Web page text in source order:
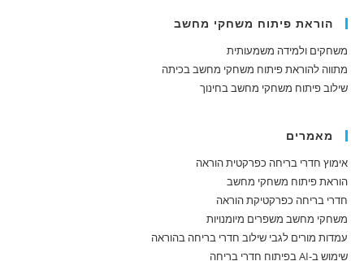
הוראת פיתוח משחקי מחשב
משחקים ולמידה משמעותית
מתווה להוראת פיתוח משחקי מחשב בכיתה
שילוב פיתוח משחקי מחשב בחינוך
מאמרים
אימוץ חדרי בריחה כפרקטית הוראה
הוראת פיתוח משחקי מחשב
חדרי בריחה כפרקטיקת הוראה
משחקי מחשב משפרים מיומנויות
עמדות מורים לגבי שילוב חדרי בריחה בהוראה
שימוש ב-AI בפיתוח חדרי בריחה